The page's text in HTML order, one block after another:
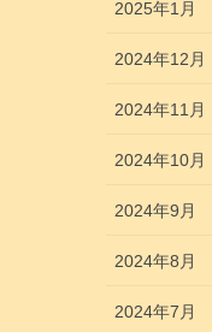
2025年1月
2024年12月
2024年11月
2024年10月
2024年9月
2024年8月
2024年7月